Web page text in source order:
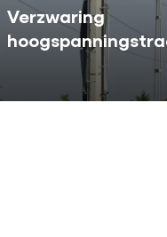
Verzwaring